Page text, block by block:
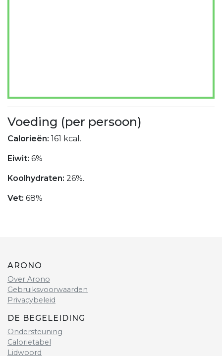
Voeding (per persoon)
Calorieën: 161 kcal.
Eiwit: 6%
Koolhydraten: 26%.
Vet: 68%
ARONO
Over Arono
Gebruiksvoorwaarden
Privacybeleid
DE BEGELEIDING
Ondersteuning
Calorietabel
Lidwoord